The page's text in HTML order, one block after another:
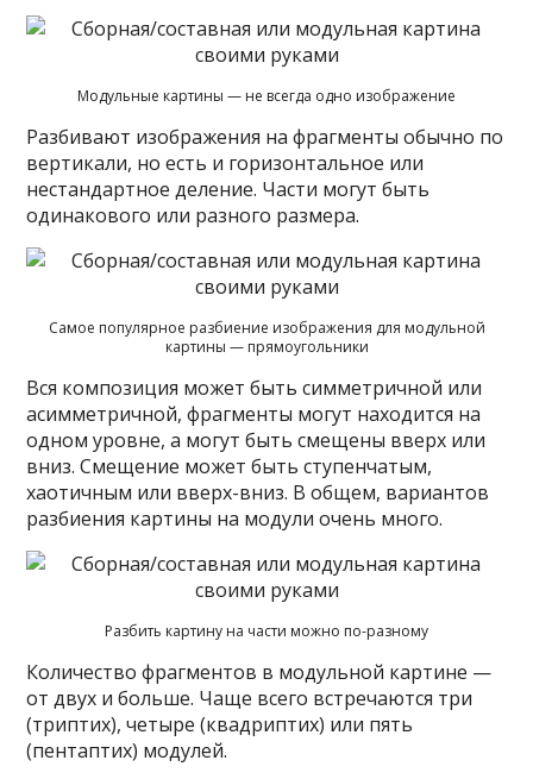
Модульные картины — не всегда одно изображение
Разбивают изображения на фрагменты обычно по
вертикали, но есть и горизонтальное или
нестандартное деление. Части могут быть
одинакового или разного размера.
Самое популярное разбиение изображения для модульной
картины — прямоугольники
Вся композиция может быть симметричной или
асимметричной, фрагменты могут находится на
одном уровне, а могут быть смещены вверх или
вниз. Смещение может быть ступенчатым,
хаотичным или вверх-вниз. В общем, вариантов
разбиения картины на модули очень много.
Разбить картину на части можно по-разному
Количество фрагментов в модульной картине —
от двух и больше. Чаще всего встречаются три
(триптих), четыре (квадриптих) или пять
(пентаптих) модулей.